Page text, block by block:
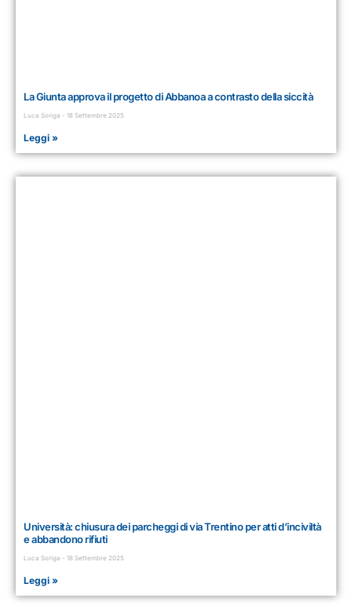
La Giunta approva il progetto di Abbanoa a contrasto della siccità
Luca Soriga 18 Settembre 2025
Leggi »
Università: chiusura dei parcheggi di via Trentino per atti d’inciviltà
e abbandono rifiuti
Luca Soriga 18 Settembre 2025
Leggi »